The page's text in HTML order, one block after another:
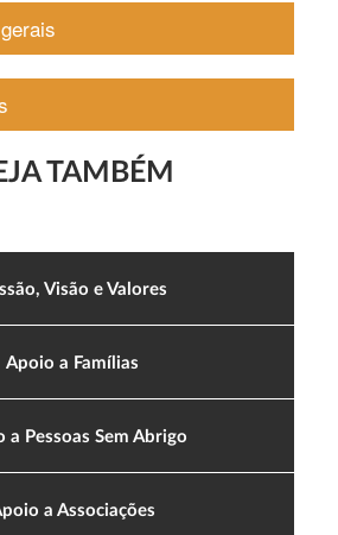
TAMBÉM
Visão e Valores
Apoio a Famílias
a Pessoas Sem Abrigo
a Associações